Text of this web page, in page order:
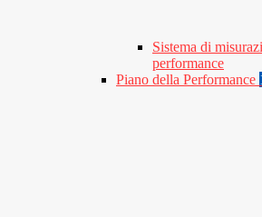
Sistema di
performance
Piano della Performance